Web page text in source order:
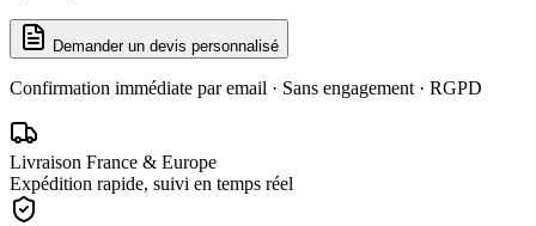
Demander un devis personnalisé
Confirmation immédiate par email · Sans engagement · RGPD
Livraison France & Europe
Expédition rapide, suivi en temps réel